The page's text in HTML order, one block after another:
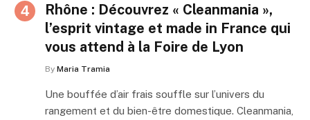
Rhône : Découvrez « Cleanmania »,
l’esprit vintage et made in France qui
vous attend à la Foire de Lyon
By Maria Tramia
Une bouffée d’air frais souffle sur l’univers du
rangement et du bien-être domestique. Cleanmania,